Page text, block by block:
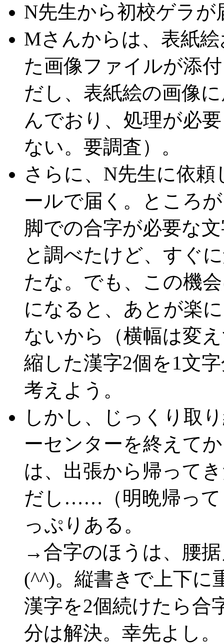
N先生から初校ゲラが
Mさんからは、表紙
た画像ファイルが添
だし、表紙絵の画像
んでおり、処理が必
ない。要調査）。
さらに、N先生に依
ールで届く。ところ
脚での合字が必要な
と調べたけど、すぐ
たな。でも、この機
になると、あとが楽
ないから（横幅は変
縮した漢字2個を1文
考えよう。
しかし、じっくり取
ーセンターを終えて
は、出張から帰って
だし……（明晩帰って
っぷりある。
→合字のほうは、腰
(^^)。縦書きで上下に
漢字を2個続けたら合
分は解決。幸先よし。